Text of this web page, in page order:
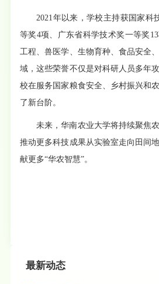
2021年以来，学校主持获国家科
等奖4项、广东省科学技术奖一等奖
工程、兽医学、生物育种、食品安全
域，这些荣誉不仅是对科研人员多年
校在服务国家粮食安全、乡村振兴和
了新台阶。
未来，华南农业大学将持续聚焦
推动更多科技成果从实验室走向田间
献更多“华农智慧”。
最新动态